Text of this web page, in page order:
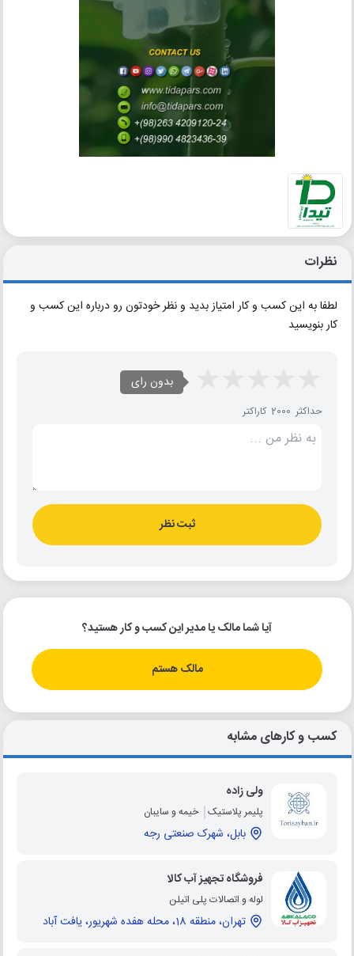
نظرات
لطفا به این کسب و کار امتیاز بدید و نظر خودتون رو درباره این کسب و
کار بنویسید
بدون رای
حداکثر 2000 کاراکتر
ثبت نظر
آیا شما مالک یا مدیر این کسب و کار هستید؟
مالک هستم
کسب و کارهای مشابه
ولی زاده
پلیمر پلاستیک خیمه و سایبان
بابل، شهرک صنعتی رجه
فروشگاه تجهیز آب کالا
لوله و اتصالات پلی اتیلن
تهران، منطقه 18، محله هفده شهریور، یافت آباد